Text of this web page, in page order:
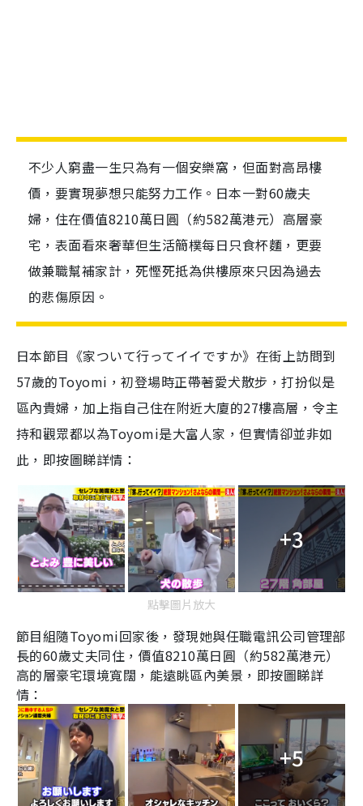
不少人窮盡一生只為有一個安樂窩，但面對高昂樓
價，要實現夢想只能努力工作。日本一對60歲夫
婦，住在價值8210萬日圓（約582萬港元）高層豪
宅，表面看來奢華但生活簡樸每日只食杯麵，更要
做兼職幫補家計，死慳死抵為供樓原來只因為過去
的悲傷原因。
日本節目《家ついて行ってイイですか》在街上訪問到
57歲的Toyomi ，初登場時正帶著愛犬散步，打扮似是
區內貴婦，加上指自己住在附近大廈的27樓高層，令主
持和觀眾都以為Toyomi是大富人家，但實情卻並非如
此，即按圖睇詳情：
+3
點擊圖片放大
節目組隨Toyomi回家後，發現她與任職電訊公司管理部
長的60歲丈夫同住，價值8210萬日圓（約582萬港元）
高的層豪宅環境寬闊，能遠眺區內美景，即按圖睇詳
情：
+5